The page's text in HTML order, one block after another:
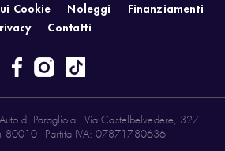
Cookie Noleggi
Finanziamenti
Contatti
di Paragliola - Via Castelbelvedere, 327,
80010 - Partita IVA: 07871780636